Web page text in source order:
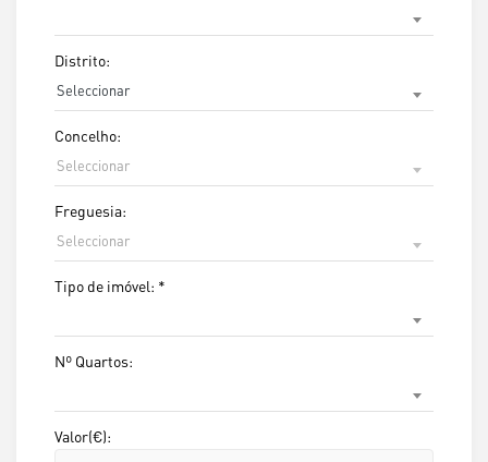
Distrito:
Seleccionar
Concelho:
Seleccionar
Freguesia:
Seleccionar
Tipo de imóvel: *
Nº Quartos:
Valor(€):